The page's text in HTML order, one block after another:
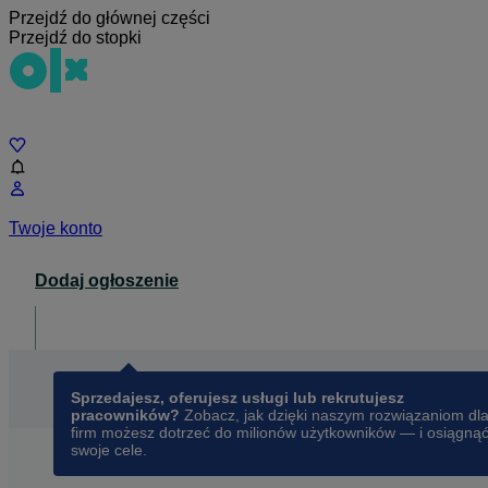
Przejdź do głównej części
Przejdź do stopki
Twoje konto
Dodaj ogłoszenie
Sprzedajesz, oferujesz usługi lub rekrutujesz
pracowników? Zobacz, jak dzięki naszym rozwiązaniom dla
firm możesz dotrzeć do milionów użytkowników — i osiągnąć
swoje cele.